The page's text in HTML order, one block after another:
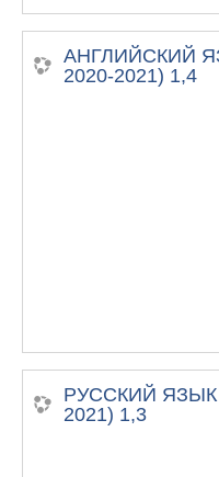
АНГЛИЙСКИЙ
2020-2021) 1,4
РУССКИЙ ЯЗЫК
2021) 1,3